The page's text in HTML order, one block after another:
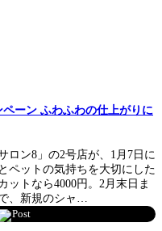
ーン ふわふわの仕上がりに
ロン8」の2号店が、1月7日に
ペットの気持ちを大切にした
ットなら4000円。2月末日ま
、新規のシャ…
Post